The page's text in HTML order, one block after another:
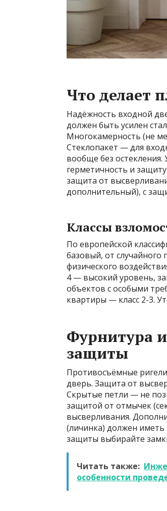
Что делает
Надёжность входной
должен быть усилен
Многокамерность (не
Стеклопакет — для
вообще без
герметичность и
защита от
дополнительный), с
Классы
По европейской
базовый, от
физического
4 — высокий уровень,
объектов с особыми
квартиры — класс 2-3.
Фурнитура
защиты
Противосъёмные
дверь. Защита от
Скрытые петли — не
защитой от отмычек
высверливания.
(личинка) должен
защиты выбирайте
Читать также:
особенности